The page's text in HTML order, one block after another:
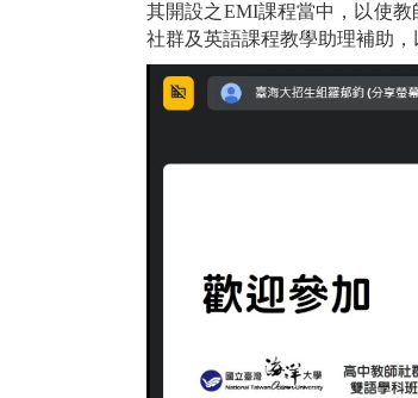
其開設之EMI課程當中，以使
社群及英語課程教學助理補助